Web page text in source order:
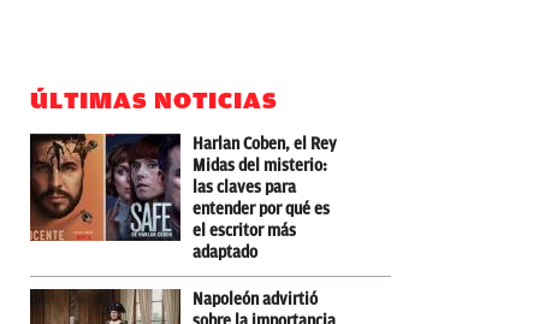
ÚLTIMAS NOTICIAS
Harlan Coben, el Rey
Midas del misterio:
las claves para
entender por qué es
el escritor más
adaptado
Napoleón advirtió